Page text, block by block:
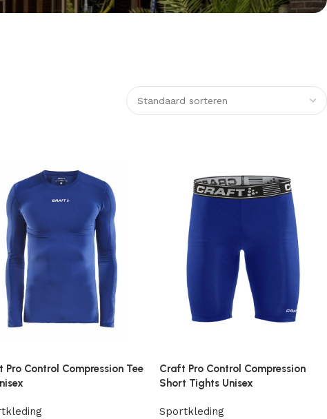
Pro Control Compression Tee
Craft Pro Control Compression
Short Tights Unisex
Sportkleding